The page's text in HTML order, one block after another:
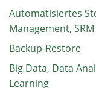
Automatisiertes
Management, SRM
Backup-Restore
Big Data, Data
Learning